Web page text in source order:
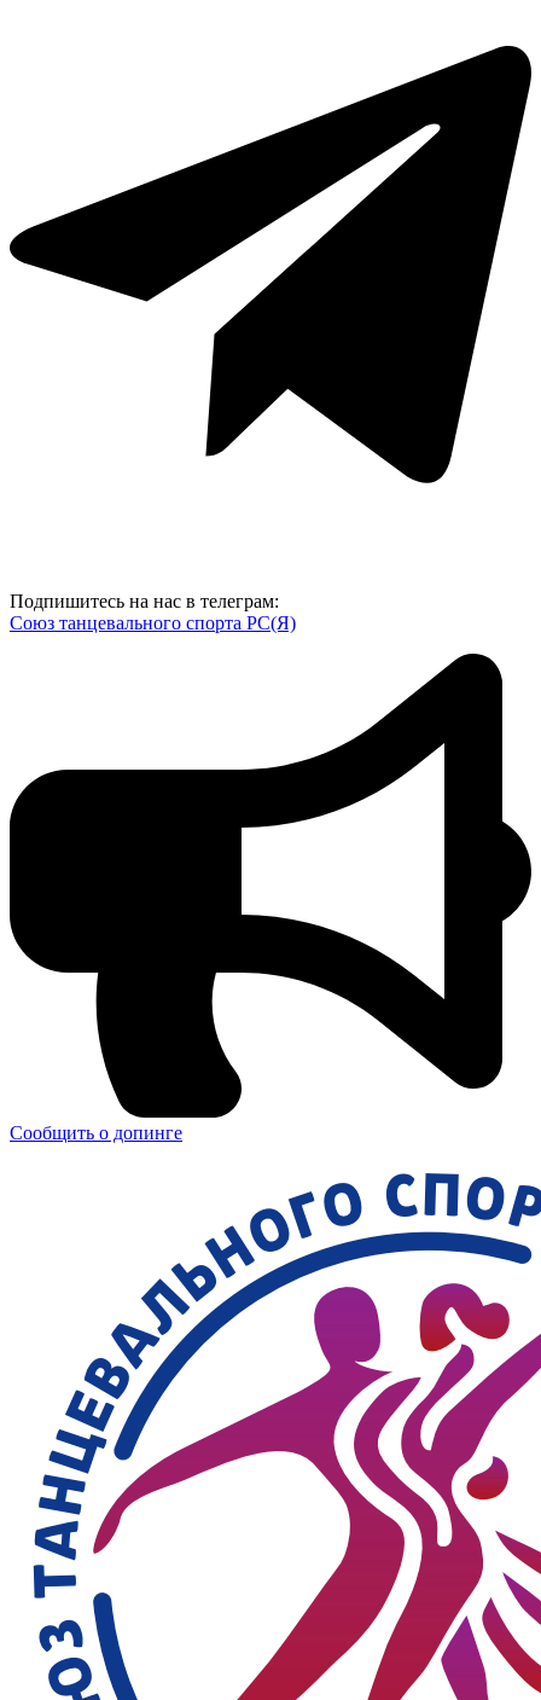
Подпишитесь на нас в телеграм:
Союз танцевального спорта РС(Я)
Сообщить о допинге